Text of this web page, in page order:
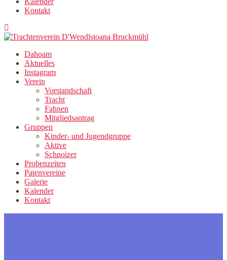
Kontakt
Dahoam
Aktuelles
Instagram
Verein
Vorstandschaft
Tracht
Fahnen
Mitgliedsantrag
Gruppen
Kinder- und Jugendgruppe
Aktive
Schnoizer
Probenzeiten
Patenvereine
Galerie
Kalender
Kontakt